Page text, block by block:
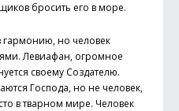
бросить его в море.
гармонию, но человек
Левиафан, огромное
своему Создателю.
Господа, но не человек,
в тварном мире. Человек